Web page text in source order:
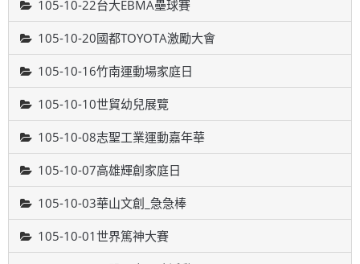
105-10-22台大EBMA壘球賽
105-10-20國都TOYOTA激勵大會
105-10-16竹南運動場家庭日
105-10-10世貿幼兒展覽
105-10-08志聖工業運動嘉年華
105-10-07高雄輝創家庭日
105-10-03華山文創_急急棒
105-10-01世界篤神大賽